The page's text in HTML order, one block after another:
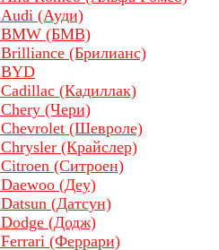
(Ауди)
(БМВ)
(Брилианс)
(Кадиллак)
(Чери)
(Шевроле)
(Крайслер)
(Ситроен)
(Деу)
(Датсун)
(Додж)
(Феррари)